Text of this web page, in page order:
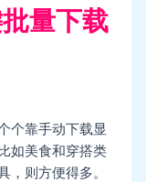
量下载
个靠手动下载显
如美食和穿搭类
，则方便得多。